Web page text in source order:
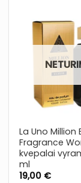
La Uno Million
Fragrance
kvepalai
ml
19,00 €